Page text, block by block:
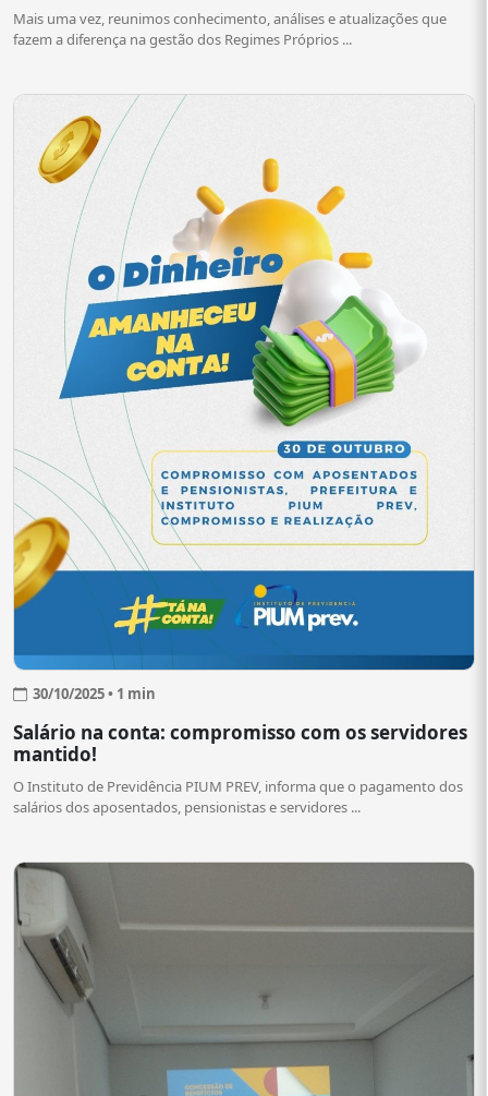
Mais uma vez, reunimos conhecimento, análises e atualizações que
fazem a diferença na gestão dos Regimes Próprios ...
30/10/2025 • 1 min
Salário na conta: compromisso com os servidores
mantido!
O Instituto de Previdência PIUM PREV, informa que o pagamento dos
salários dos aposentados, pensionistas e servidores ...